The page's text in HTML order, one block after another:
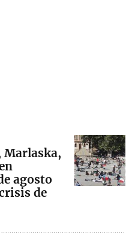
Marlaska,
agosto
de